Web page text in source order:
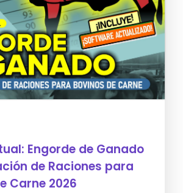
Engorde de Ganado
de Raciones para
Carne 2026